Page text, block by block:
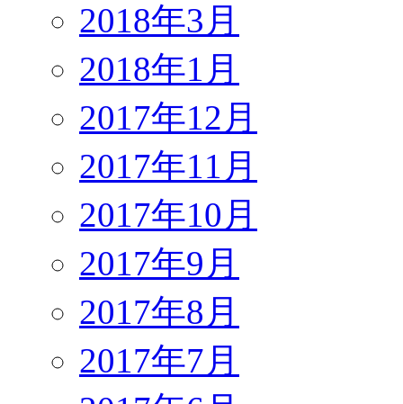
2018年3月
2018年1月
2017年12月
2017年11月
2017年10月
2017年9月
2017年8月
2017年7月